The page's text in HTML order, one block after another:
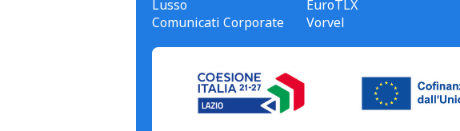
Lusso
Comunicati Corporate
EuroTLX
Vorvel